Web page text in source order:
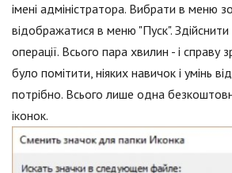
імені адміністратора. Вибрати в меню
відображатися в меню "Пуск".
операції. Всього пара хвилин - і
було помітити, ніяких навичок і умінь
потрібно. Всього лише одна
іконок.